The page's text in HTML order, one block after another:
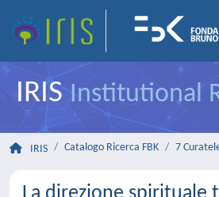
IRISInstitutional
IRIS Catalogo Ricerca FBK 7